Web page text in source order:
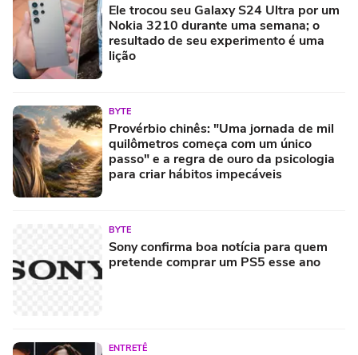
Ele trocou seu Galaxy S24 Ultra por um
Nokia 3210 durante uma semana; o
resultado de seu experimento é uma
lição
BYTE
Provérbio chinês: "Uma jornada de mil
quilômetros começa com um único
passo" e a regra de ouro da psicologia
para criar hábitos impecáveis
BYTE
Sony confirma boa notícia para quem
pretende comprar um PS5 esse ano
ENTRETÊ